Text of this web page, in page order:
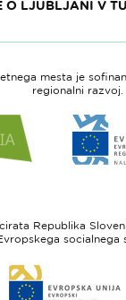
O LJUBLJANI V
mesta je
regionalni razvoj.
Republika
socialnega
do